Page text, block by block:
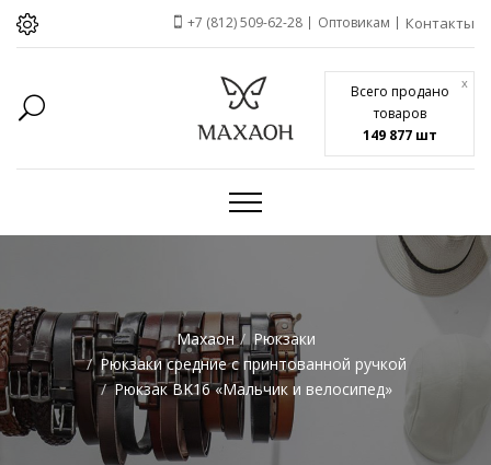
Всего продано
товаров
149 877 шт
x
+7 (812) 509-62-28 Оптовикам Контакты
Махаон
Рюкзаки
Рюкзаки средние с принтованной ручкой
Рюкзак BK16 «Мальчик и велосипед»